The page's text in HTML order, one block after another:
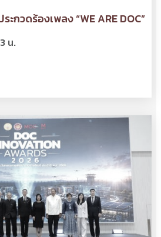
กวดร้องเพลง “WE ARE DOC”
น.